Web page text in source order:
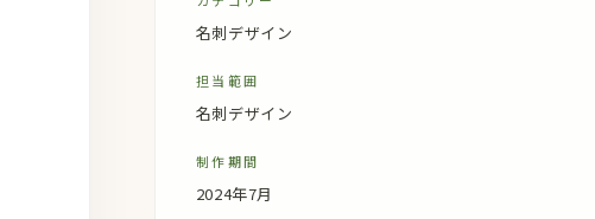
名刺デザイン
担当範囲
名刺デザイン
制作期間
2024年7月